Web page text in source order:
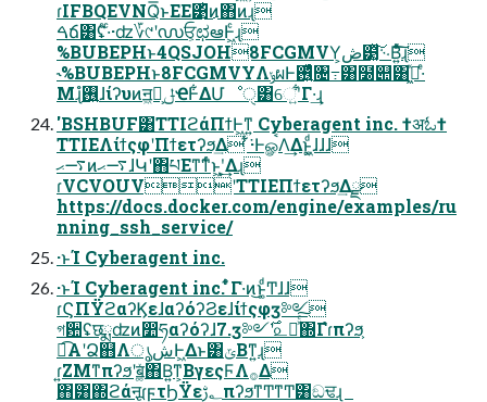
ɾIFBQEVNQ͑͞ͱΕΕ͹ͬͪ͜ͷ΋ͷɻ
ࠓճ͸ʢͨ·ͨ·ʣ؆୯ʹ൜ਓ͕ಛఆͰ͖ͨɻ
%BUBEPHͱ4QSJOH8FCGMVY͕ڞ๳͓ͯ͠࿙Β͍ͯͨ͠͠ɻ
˞%BUBEPHͱ8FCGMVYΛݸผͰ࢖͍ͬͯͨ৔߹͸໰୊͸ى͖ͯ·ͤ
Μɻ࢖͍ํɺίʔυͷॻ͖ํ͕ݪҼͰ͋ΔՄೳੑ͸େ͍ʹ͋Γ·͢ɻ
'BSHBUF͸TTIϩάΠϯͰ͖ͳ͍ Cyberagent inc. †अಓ†
TTIEΛίϯςφʹΠϯετʔϧ͢Δ ͋͘·ͰௐࠪΛ͢Δͱ͖͚ͩɺɺɺ
࠷ޙͷ࠷ޙɺԿʹ΋པΕͳ͘ͳͬͨͱ͖ʹ͕͢Δɻ
ɾVCVOUVʹTTIEΠϯετʔϧ͢Δྫ
https://docs.docker.com/engine/examples/ru
nning_ssh_service/
·ͱΊ Cyberagent inc.
·ͱΊ Cyberagent inc. ͋ͬͨΓ·͑ͷ͜ͱ͚ͩͲɺɺ
ɾϚΠΫϩαʔϏεɺαʔόʔϨεɺίϯςφӡ༻
গ਺ʢछྨʣͷ෺ཧαʔόʔɺ7.ӡ༻࣌ʹ௨༻ͯͨ͠΍Γํɾπʔϧ͕
ಉ͡Α͏ʹՁ஋ΛൃشͰ͖Δͱ͸ݶΒͳ͍ɻ
ɾ͍ΖΜͳπʔϧʹॿ͚ͯ΋Β͍ͳ͕ΒγεςϜΛ࡞Δ
΋͸΍ϩάऩूɾϝτϦΫε؂ࢹπʔϧͳͲͳͲ͸ඞਢɻ